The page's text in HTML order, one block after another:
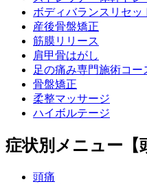
ボディバランスリセッ
産後骨盤矯正
筋膜リリース
肩甲骨はがし
足の痛み専門施術コー
骨盤矯正
柔整マッサージ
ハイボルテージ
症状別メニュー【
頭痛